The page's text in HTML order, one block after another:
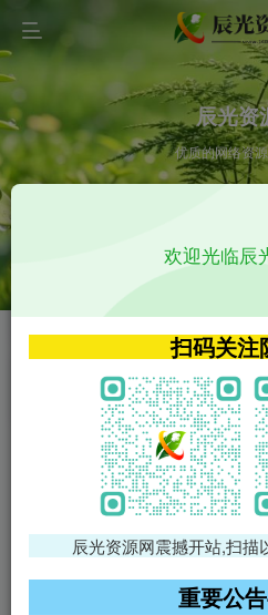
辰光资
优质的网络资
VIP特权介绍
VIP特权介绍
火
VIP特权介绍
免费领支付宝红包
欢迎光临辰
扫码关注
辰光资源网震撼开站,扫描
重要公